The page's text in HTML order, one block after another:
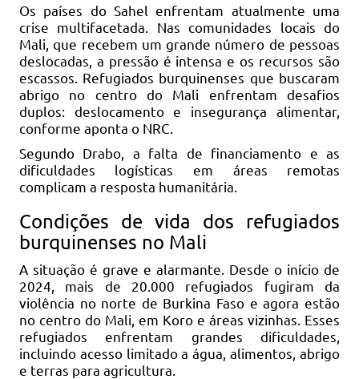
Os países do Sahel enfrentam atualmente uma
crise multifacetada. Nas comunidades locais do
Mali, que recebem um grande número de pessoas
deslocadas, a pressão é intensa e os recursos são
escassos. Refugiados burquinenses que buscaram
abrigo no centro do Mali enfrentam desafios
duplos: deslocamento e insegurança alimentar,
conforme aponta o NRC.
Segundo Drabo, a falta de financiamento e as
dificuldades logísticas em áreas remotas
complicam a resposta humanitária.
Condições de vida dos refugiados
burquinenses no Mali
A situação é grave e alarmante. Desde o início de
2024, mais de 20.000 refugiados fugiram da
violência no norte de Burkina Faso e agora estão
no centro do Mali, em Koro e áreas vizinhas. Esses
refugiados enfrentam grandes dificuldades,
incluindo acesso limitado a água, alimentos, abrigo
e terras para agricultura.